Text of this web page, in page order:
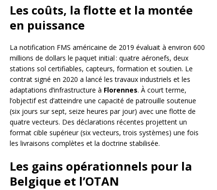
Les coûts, la flotte et la montée
en puissance
La notification FMS américaine de 2019 évaluait à environ 600
millions de dollars le paquet initial : quatre aéronefs, deux
stations sol certifiables, capteurs, formation et soutien. Le
contrat signé en 2020 a lancé les travaux industriels et les
adaptations d’infrastructure à Florennes. À court terme,
l’objectif est d’atteindre une capacité de patrouille soutenue
(six jours sur sept, seize heures par jour) avec une flotte de
quatre vecteurs. Des déclarations récentes projettent un
format cible supérieur (six vecteurs, trois systèmes) une fois
les livraisons complètes et la doctrine stabilisée.
Les gains opérationnels pour la
Belgique et l’OTAN